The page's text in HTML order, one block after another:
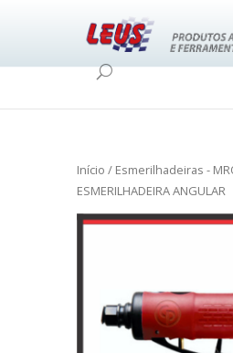
Início / Esmerilhadeiras -
ESMERILHADEIRA ANGULAR